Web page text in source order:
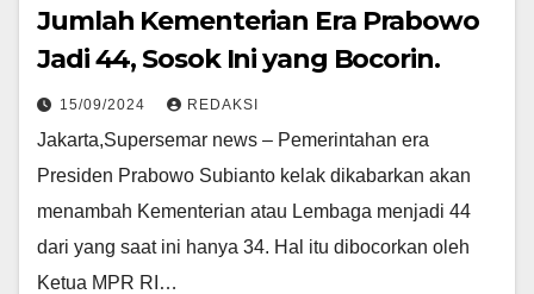
Jumlah Kementerian Era Prabowo
Jadi 44, Sosok Ini yang Bocorin.
15/09/2024 REDAKSI
Jakarta,Supersemar news – Pemerintahan era
Presiden Prabowo Subianto kelak dikabarkan akan
menambah Kementerian atau Lembaga menjadi 44
dari yang saat ini hanya 34. Hal itu dibocorkan oleh
Ketua MPR RI…